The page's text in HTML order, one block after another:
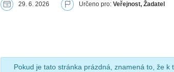
29. 6. 2026 Určeno pro:Veřejnost, Žadatel
Pokud je tato stránka prázdná, znamená to, že